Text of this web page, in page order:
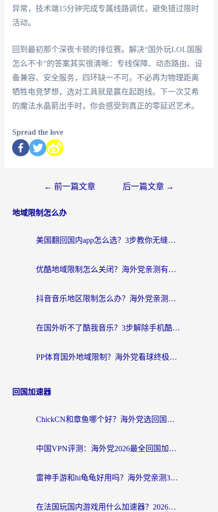
异常，技术端15分钟完成专属线路调优，避免错过限时
活动。
回到最初那个深夜卡顿的排位赛。解决“国外玩LOL国服
怎么不卡”的答案其实很清晰：专线保障、动态路由、设
备兼容、安全服务，四环缺一不可。不必再为物理距离
牺牲电竞梦想，选对工具就是赢在起跑线。下一次艾希
的魔法水晶箭出手时，你会感受到真正的零延迟艺术。
Spread the love
← 前一篇文章 后一篇文章 →
地域限制怎么办
美国翻回国内app怎么选？3步教你无缝刷剧、登12123、访问国内网站
优酷地域限制怎么关闭？海外党亲测有效的追剧加速器选择指南
抖音音乐地区限制怎么办？海外党亲测有效的听歌自由指南
在国外听不了酷我音乐？3步解除手机酷我音乐海外限制，附实测好用加速器
PP体育国外地域限制？海外党看球终极方案：从欧洲杯到奥运会，中文解说不卡顿！
回国加速器
ChickCN和章鱼哪个好？海外党选回国加速器的3个关键维度 + 实用避坑指南
中国VPN评测：海外党2026最全回国加速器选择指南，告别地区限制不踩坑
雷神手游和hi龟龟好用吗？海外党亲测3款回国加速器，教你选对国外到国内加速器
在法国玩国内游戏用什么加速器？2026实测解决延迟卡顿的实用指南